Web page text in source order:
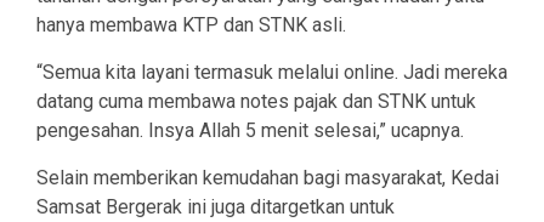
hanya membawa KTP dan STNK asli.
“Semua kita layani termasuk melalui online. Jadi mereka
datang cuma membawa notes pajak dan STNK untuk
pengesahan. Insya Allah 5 menit selesai,” ucapnya.
Selain memberikan kemudahan bagi masyarakat, Kedai
Samsat Bergerak ini juga ditargetkan untuk